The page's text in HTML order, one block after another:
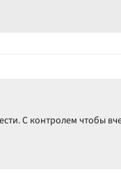
С контролем чтобы